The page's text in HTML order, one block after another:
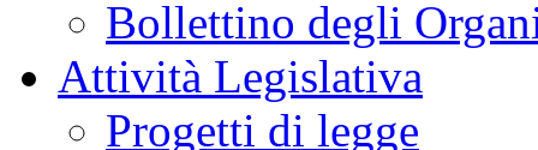
Bollettino degli
Attività Legislativa
Progetti di legge